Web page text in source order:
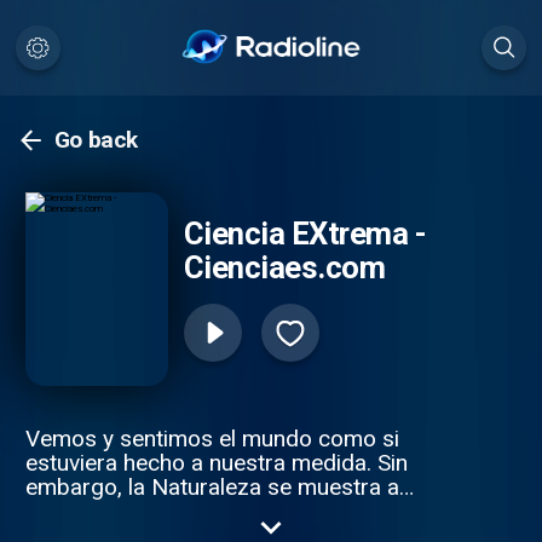
Go back
Ciencia EXtrema -
Cienciaes.com
Vemos y sentimos el mundo como si
estuviera hecho a nuestra medida. Sin
embargo, la Naturaleza se muestra a
diminuto y lo inmenso, lo invisible y lo